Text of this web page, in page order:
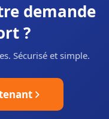
demande
?
Sécurisé et simple.